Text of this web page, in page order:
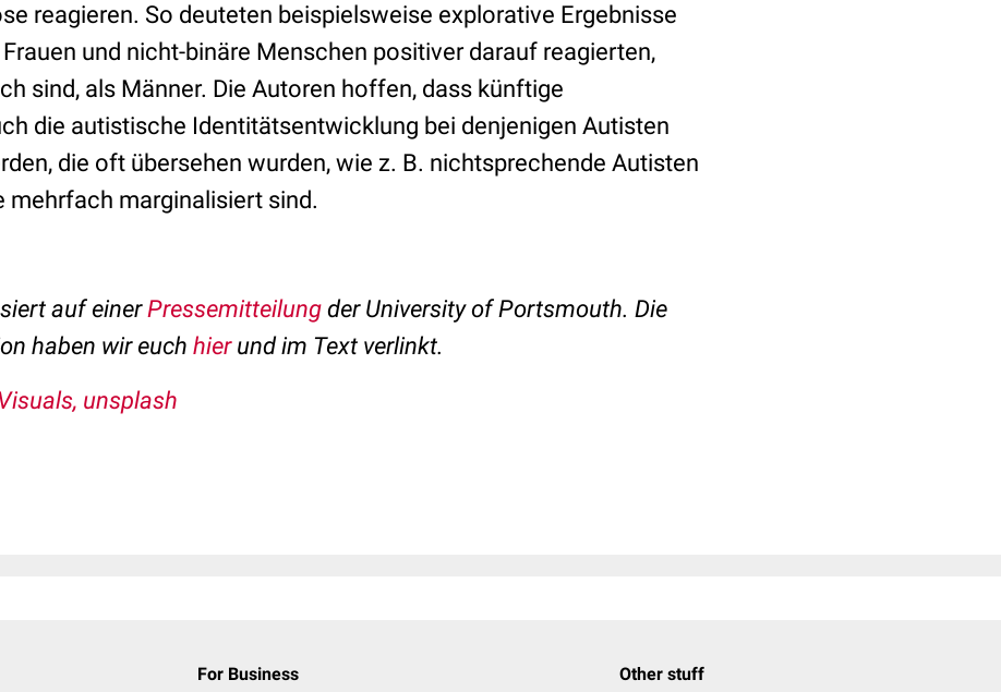
reagieren. So deuteten beispielsweise explorative Ergebnisse
und nicht-binäre Menschen positiver darauf reagierten,
sind, als Männer. Die Autoren hoffen, dass künftige
die autistische Identitätsentwicklung bei denjenigen Autisten
die oft übersehen wurden, wie z. B. nichtsprechende Autisten
mehrfach marginalisiert sind.
auf einerPressemitteilung der University of Portsmouth. Die
haben wir euch hierund im Text verlinkt.
unsplash
For Business Other stuff